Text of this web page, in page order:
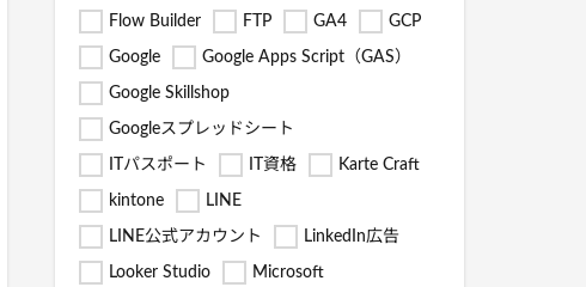
Flow Builder FTP GA4 GCP
Google Google Apps Script（GAS）
Google Skillshop
Googleスプレッドシート
ITパスポート IT資格 Karte Craft
kintone LINE
LINE公式アカウント LinkedIn広告
Looker Studio Microsoft